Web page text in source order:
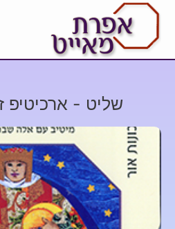
שליט - ארכיטיפ